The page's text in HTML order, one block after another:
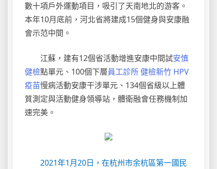
數十項戶外運動項目，吸引了天南地北的游客。
本年10月底前，河北省將建成15個健身與安康融
會示范中間。
江蘇，建有12個省活動增進安康中間試安慎
健檢點單元、100個下層員工診所 健檢新竹 HPV
疫苗慢病活動安康干涉單元、134個省級以上體
質測定與活動健身領導站，體衛融會任務機制加
速完美。
2021年1月20日，在杭州市余杭區第一國民